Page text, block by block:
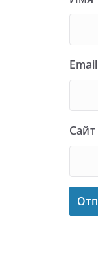
Email
Сайт